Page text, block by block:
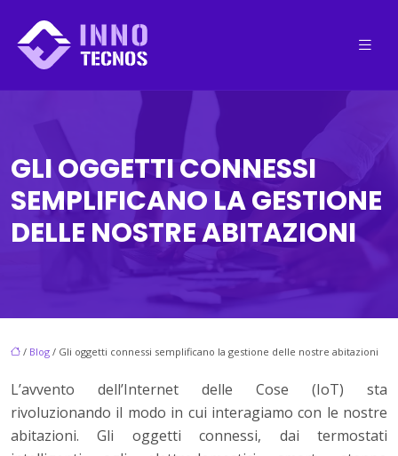
GLI OGGETTI CONNESSI
SEMPLIFICANO LA GESTIONE
DELLE NOSTRE ABITAZIONI
/ Blog / Gli oggetti connessi semplificano la gestione delle nostre abitazioni
L’avvento dell’Internet delle Cose (IoT) sta
rivoluzionando il modo in cui interagiamo con le nostre
abitazioni. Gli oggetti connessi, dai termostati